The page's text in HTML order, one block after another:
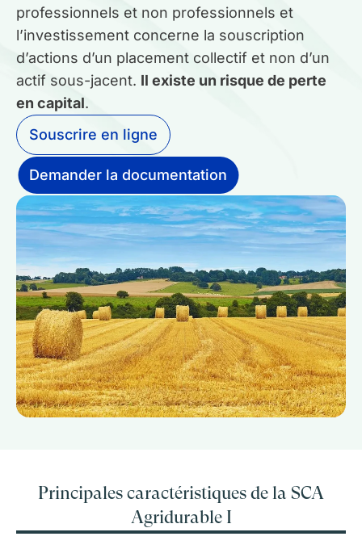
professionnels et non professionnels et
l’investissement concerne la souscription
d’actions d’un placement collectif et non d’un
actif sous-jacent. Il existe un risque de perte
en capital.
Souscrire en ligne
Demander la documentation
Principales caractéristiques de la SCA
Agridurable I